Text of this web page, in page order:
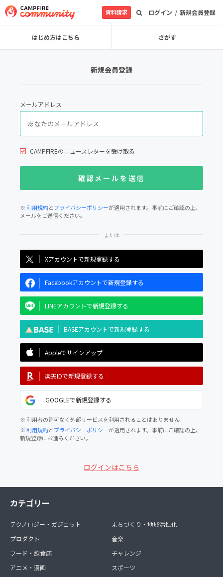
ログイン / 新規会員登録
資料請求
はじめ方はこちら さがす
新規会員登録
メールアドレス
CAMPFIREのニュースレターを受け取る
※利用規約とプライバシーポリシーが適用されます。事前にご確認の上、
メールをご送信ください。
Xアカウントで新規登録する
Facebookアカウントで新規登録する
LINEアカウントで新規登録する
BASEアカウントで新規登録する
Appleでサインアップ
楽天IDで新規登録する
GOOGLEで新規登録する
※ 利用者の許可なく外部サービスを利用されることはありません
※利用規約とプライバシーポリシーが適用されます。事前にご確認の上、
新規登録にお進みください。
ログインはこちら
カテゴリー
テクノロジー・ガジェット
プロダクト
フード・飲食店
アニメ・漫画
まちづくり・地域活性化
音楽
チャレンジ
スポーツ